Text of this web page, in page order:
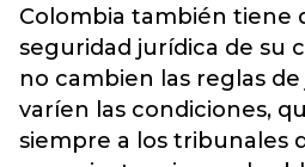
Colombia también tiene
seguridad jurídica de su
no cambien las reglas
varíen las condiciones,
siempre a los tribunales